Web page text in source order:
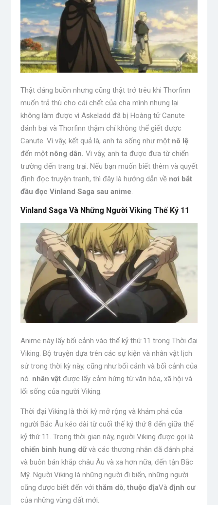
Thật đáng buồn nhưng cũng thật trớ trêu khi Thorfinn
muốn trả thù cho cái chết của cha mình nhưng lại
không làm được vì Askeladd đã bị Hoàng tử Canute
đánh bại và Thorfinn thậm chí không thể giết được
Canute. Vì vậy, kết quả là, anh ta sống như một nô lệ
đến một nông dân. Vì vậy, anh ta được đưa từ chiến
trường đến trang trại. Nếu bạn muốn biết thêm và quyết
định đọc truyện tranh, thì đây là hướng dẫn về nơi bắt
đầu đọc Vinland Saga sau anime.
Vinland Saga Và Những Người Viking Thế Kỷ 11
Anime này lấy bối cảnh vào thế kỷ thứ 11 trong Thời đại
Viking. Bộ truyện dựa trên các sự kiện và nhân vật lịch
sử trong thời kỳ này, cũng như bối cảnh và bối cảnh của
nó. nhân vật được lấy cảm hứng từ văn hóa, xã hội và
lối sống của người Viking.
Thời đại Viking là thời kỳ mở rộng và khám phá của
người Bắc Âu kéo dài từ cuối thế kỷ thứ 8 đến giữa thế
kỷ thứ 11. Trong thời gian này, người Viking được gọi là
chiến binh hung dữvà các thương nhân đã đánh phá
và buôn bán khắp châu Âu và xa hơn nữa, đến tận Bắc
Mỹ. Người Viking là những người đi biển, những người
cũng được biết đến với thăm dò, thuộc địaVà định cư
của những vùng đất mới.